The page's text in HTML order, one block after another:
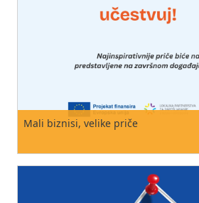
Mali biznisi, velike priče